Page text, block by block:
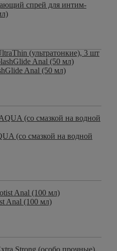
спрей для интим-
Anal (50 мл)
(со смазкой на водной
Anal (100 мл)